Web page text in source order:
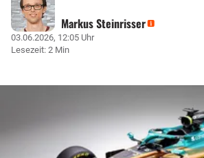
Markus Steinrisser
03.06.2026, 12:05 Uhr
Lesezeit: 2 Min